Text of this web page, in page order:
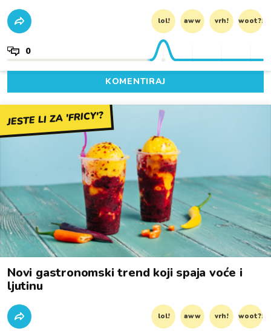
lol! aww vrh! woot?!
0
KOMENTIRAJ
JESTE LI ZA 'FRICY'?
Novi gastronomski trend koji spaja voće i
ljutinu
lol! aww vrh! woot?!